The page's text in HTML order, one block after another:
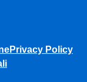
Privacy Policy